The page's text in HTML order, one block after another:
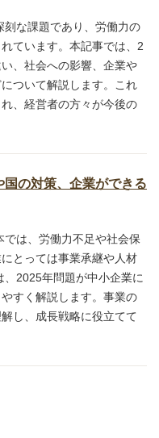
な課題であり、労働力の
ています。本記事では、2
、社会への影響、企業や
ついて解説します。これ
、経営者の方々が今後の
の対策、企業ができる
は、労働力不足や社会保
とっては事業承継や人材
2025年問題が中小企業に
すく解説します。事業の
し、成長戦略に役立てて